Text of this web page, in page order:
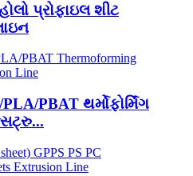
પ્રોફાઇલ શીટ
PBAT થર્મોફોર્મિંગ